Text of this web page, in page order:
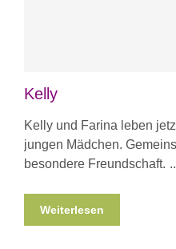
Kelly
Kelly und Farina leben
jungen Mädchen.
besondere Freundschaft.
Weiterlesen